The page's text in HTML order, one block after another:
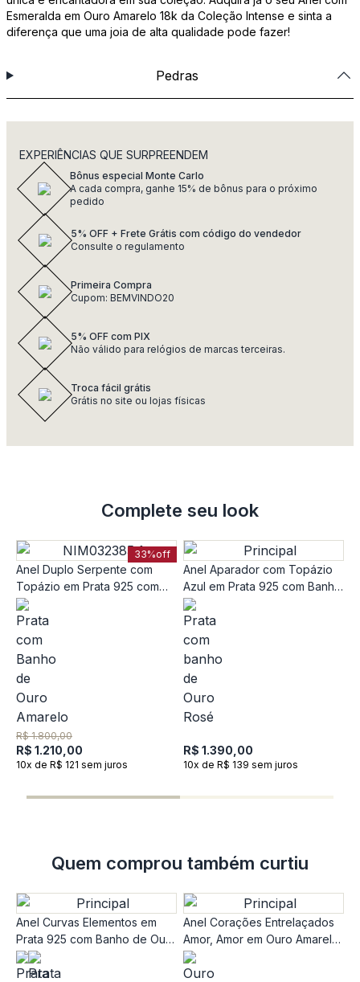
Esmeralda em Ouro Amarelo 18k da Coleção Intense e sinta a
diferença que uma joia de alta qualidade pode fazer!
Pedras
EXPERIÊNCIAS QUE SURPREENDEM
Bônus especial Monte Carlo
A cada compra, ganhe 15% de bônus para o próximo
pedido
5% OFF + Frete Grátis com código do vendedor
Consulte o regulamento
Primeira Compra
Cupom: BEMVINDO20
5% OFF com PIX
Não válido para relógios de marcas terceiras.
Troca fácil grátis
Grátis no site ou lojas físicas
Complete seu look
33%off
Anel Duplo Serpente com
Topázio em Prata 925 com
Banho de Ouro Amarelo 18K
R$ 1.800,00
R$ 1.210,00
10x de R$ 121 sem juros
Anel Aparador com Topázio
Azul em Prata 925 com Banho
de Ouro Rosé 18k
R$ 1.390,00
10x de R$ 139 sem juros
Quem comprou também curtiu
Anel Curvas Elementos em
Prata 925 com Banho de Ouro
Amarelo 18K e Topázio
Anel Corações Entrelaçados
Amor, Amor em Ouro Amarelo
18K com Safira Incolor